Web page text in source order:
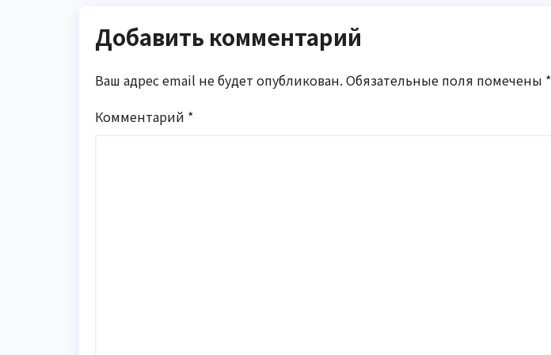
Добавить комментарий
Ваш адрес email не будет опубликован. Обязательные поля помечены *
Комментарий *